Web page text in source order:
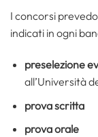
I concorsi
indicati in ogni
preselezione
all’Università
prova scritta
prova orale